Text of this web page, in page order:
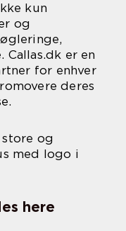
kun
og
er en
for enhver
deres
og
med logo i
here